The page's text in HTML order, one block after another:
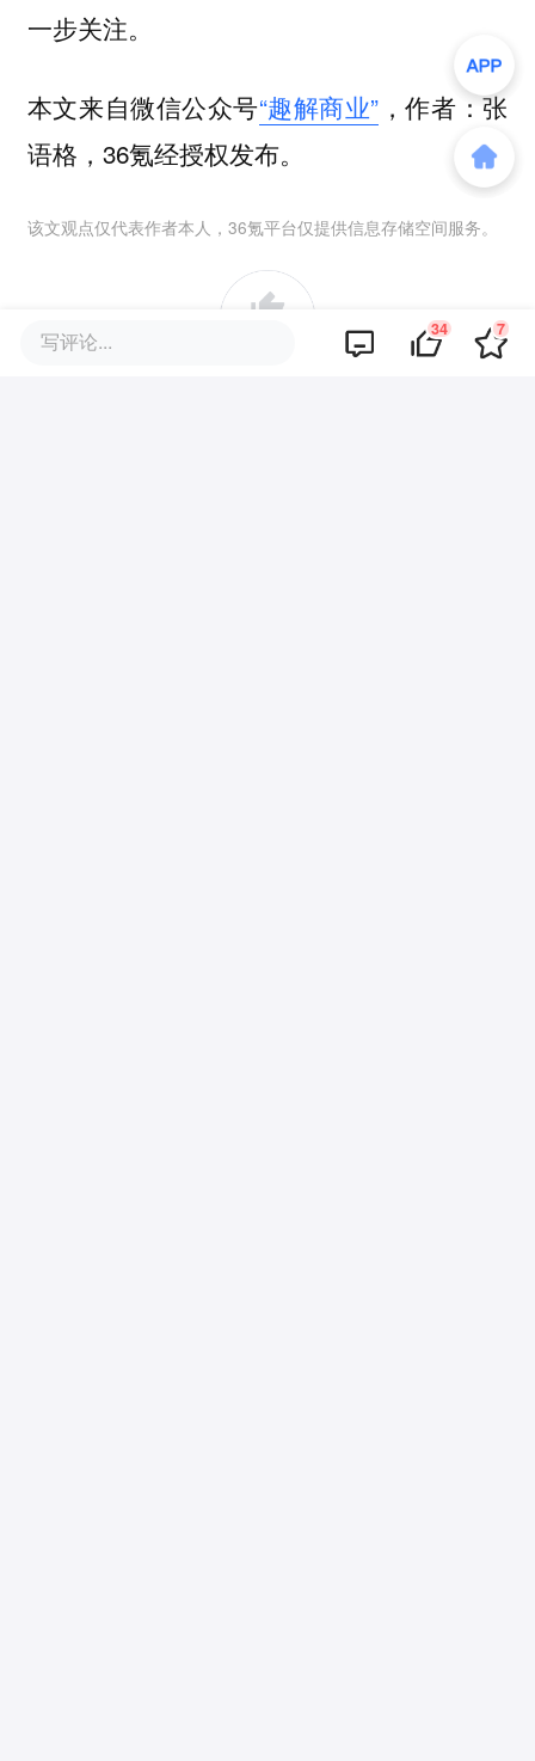
一步关注。
本文来自微信公众号“趣解商业” ，作者：张
语格，36氪经授权发布。
该文观点仅代表作者本人，36氪平台仅提供信息存储空间服务。
写评论... 34 7